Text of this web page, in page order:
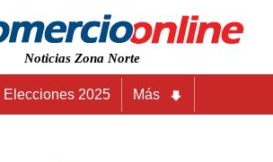
Noticias Zona Norte
Elecciones 2025 Más